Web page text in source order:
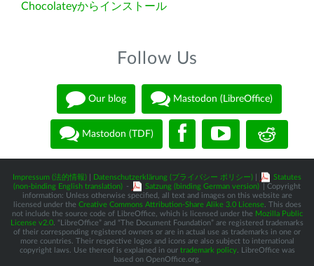
Chocolateyからインストール
Follow Us
Our blog Mastodon (LibreOffice)
Mastodon (TDF)
Impressum (法的情報) Datenschutzerklärung (プライバシー ポリシー)
Statutes
(non-binding English translation) - Satzung (binding German version)
| Copyright
information: Unless otherwise specified, all text and images on this website are
licensed under the Creative Commons Attribution-Share Alike 3.0 License. This does
not include the source code of LibreOffice, which is licensed under the Mozilla Public
License v2.0 . “LibreOffice” and “The Document Foundation” are registered trademarks
of their corresponding registered owners or are in actual use as trademarks in one or
more countries. Their respective logos and icons are also subject to international
copyright laws. Use thereof is explained in our trademark policy. LibreOffice was
based on OpenOffice.org.